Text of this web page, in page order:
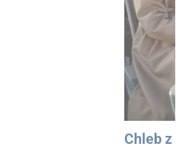
Chleb z